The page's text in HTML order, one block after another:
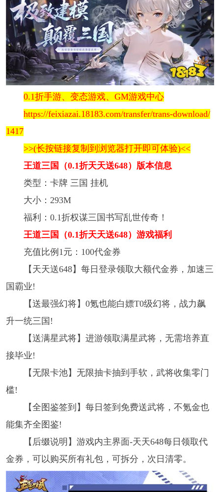
0.1折手游、变态游戏、GM游戏中心
https://feixiazai.18183.com/transfer/trans-download/
1417
>>(长按链接复制到浏览器打开即可体验)<<
王道三国（0.1折天天送648）版本信息
类型：卡牌 三国 挂机
大小：293M
福利：0.1折权谋三国书写乱世传奇！
王道三国（0.1折天天送648）游戏福利
充值比例1元：100代金券
【天天送648】每日登录领取大额代金券，加速三
国霸业!
【送最强幻将】0氪也能白嫖T0级幻将，战力飙
升一统三国!
【送满星武将】进游领取满星武将，无需培养直
接毕业!
【无限卡池】无限抽卡抽到手软，武将收集零门
槛!
【全图鉴签到】每日签到免费送武将，不氪金也
能集齐全图鉴!
【后缀说明】游戏内主界面-天天648每日领取代
金券，可以购买所有礼包，可拆分，次日清零。